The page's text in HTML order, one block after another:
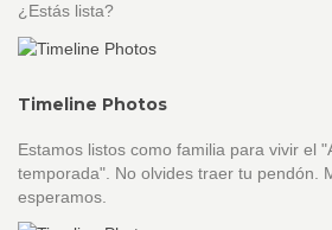
¿Estás lista?
Timeline Photos
Estamos listos como familia para vivir el
temporada". No olvides traer tu pendón.
esperamos.